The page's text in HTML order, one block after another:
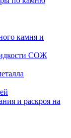
камня и
СОЖ
и раскроя на